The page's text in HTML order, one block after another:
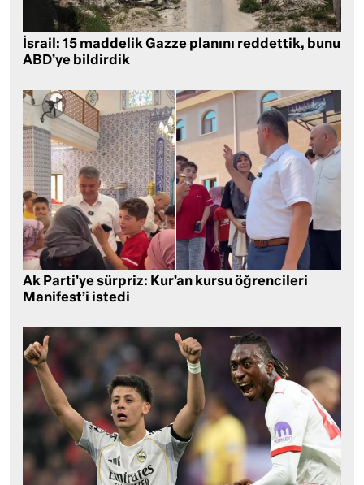
İsrail: 15 maddelik Gazze planını reddettik, bunu
ABD’ye bildirdik
Ak Parti’ye sürpriz: Kur’an kursu öğrencileri
Manifest’i istedi